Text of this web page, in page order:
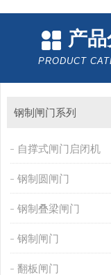
产
PRODUCT
钢制闸门系列
自撑式闸门启闭机
钢制圆闸门
钢制叠梁闸门
钢制闸门
翻板闸门